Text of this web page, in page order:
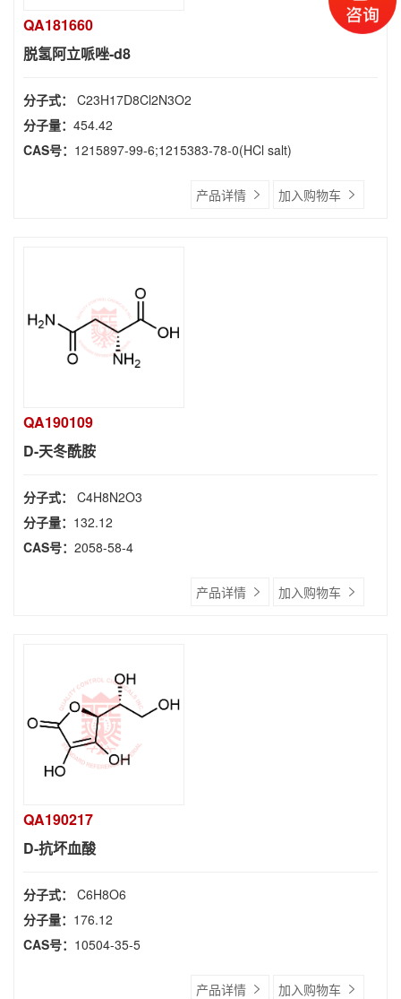
QA181660
脱氢阿立哌唑-d8
分子式： C23H17D8Cl2N3O2
分子量： 454.42
CAS号： 1215897-99-6;1215383-78-0(HCl salt)
产品详情 加入购物车
QA190109
D-天冬酰胺
分子式： C4H8N2O3
分子量： 132.12
CAS号： 2058-58-4
产品详情 加入购物车
QA190217
D-抗坏血酸
分子式： C6H8O6
分子量： 176.12
CAS号： 10504-35-5
产品详情 加入购物车